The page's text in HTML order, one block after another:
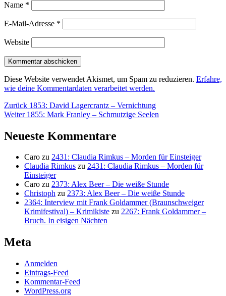
Name *
E-Mail-Adresse *
Website
Diese Website verwendet Akismet, um Spam zu reduzieren. Erfahre,
wie deine Kommentardaten verarbeitet werden.
Beitragsnavigation
Zurück Vorheriger
Beitrag:
1853: David Lagercrantz – Vernichtung
Weiter Nächster
1855: Mark Franley – Schmutzige Seelen
Neueste Kommentare
Caro zu 2431: Claudia Rimkus – Morden für Einsteiger
Claudia Rimkus zu 2431: Claudia Rimkus – Morden für
Einsteiger
Caro zu 2373: Alex Beer – Die weiße Stunde
Christoph zu 2373: Alex Beer – Die weiße Stunde
2364: Interview mit Frank Goldammer (Braunschweiger
Krimifestival) – Krimikiste zu 2267: Frank Goldammer –
Bruch. In eisigen Nächten
Meta
Anmelden
Eintrags-Feed
Kommentar-Feed
WordPress.org